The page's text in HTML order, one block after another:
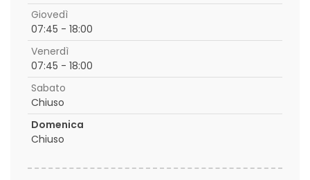
Giovedì
07:45 - 18:00
Venerdì
07:45 - 18:00
Sabato
Chiuso
Domenica
Chiuso